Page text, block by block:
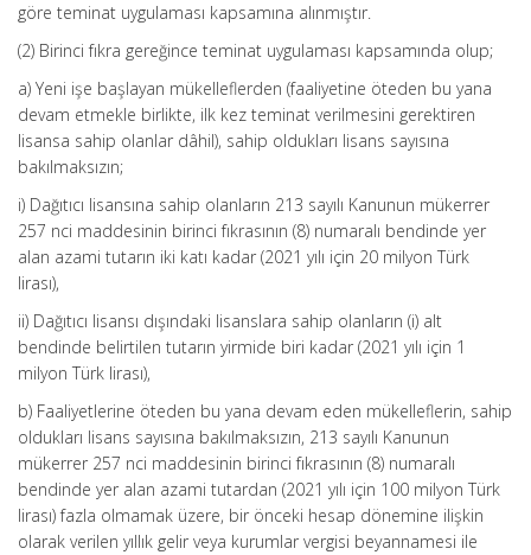
göre teminat uygulaması kapsamına alınmıştır.
(2) Birinci fıkra gereğince teminat uygulaması kapsamında olup;
a) Yeni işe başlayan mükelleflerden (faaliyetine öteden bu yana
devam etmekle birlikte, ilk kez teminat verilmesini gerektiren
lisansa sahip olanlar dâhil), sahip oldukları lisans sayısına
bakılmaksızın;
i) Dağıtıcı lisansına sahip olanların 213 sayılı Kanunun mükerrer
257 nci maddesinin birinci fıkrasının (8) numaralı bendinde yer
alan azami tutarın iki katı kadar (2021 yılı için 20 milyon Türk
lirası),
ii) Dağıtıcı lisansı dışındaki lisanslara sahip olanların (i) alt
bendinde belirtilen tutarın yirmide biri kadar (2021 yılı için 1
milyon Türk lirası),
b) Faaliyetlerine öteden bu yana devam eden mükelleflerin, sahip
oldukları lisans sayısına bakılmaksızın, 213 sayılı Kanunun
mükerrer 257 nci maddesinin birinci fıkrasının (8) numaralı
bendinde yer alan azami tutardan (2021 yılı için 100 milyon Türk
lirası) fazla olmamak üzere, bir önceki hesap dönemine ilişkin
olarak verilen yıllık gelir veya kurumlar vergisi beyannamesi ile